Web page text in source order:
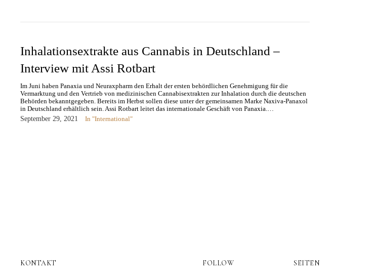
Inhalationsextrakte aus Cannabis in Deutschland –
Interview mit Assi Rotbart
Im Juni haben Panaxia und Neuraxpharm den Erhalt der ersten behördlichen Genehmigung für die
Vermarktung und den Vertrieb von medizinischen Cannabisextrakten zur Inhalation durch die deutschen
Behörden bekanntgegeben. Bereits im Herbst sollen diese unter der gemeinsamen Marke Naxiva-Panaxol
in Deutschland erhältlich sein. Assi Rotbart leitet das internationale Geschäft von Panaxia.…
September 29, 2021
In "International"
KONTAKT FOLLOW SEITEN